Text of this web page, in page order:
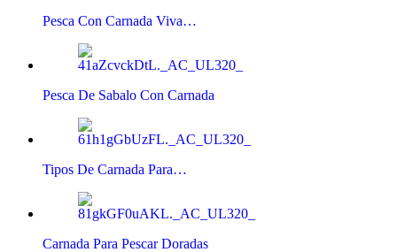
Pesca Con Carnada Viva…
Pesca De Sabalo Con Carnada
Tipos De Carnada Para…
Carnada Para Pescar Doradas